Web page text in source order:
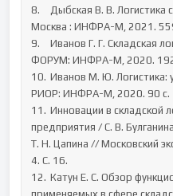
8.	Дыбская В. В. Логистика складирования: учебник.
Москва : ИНФРА-М, 2021.
9.	Иванов Г. Г. Складская логистика: учебник. Москва:
ФОРУМ: ИНФРА-М, 2020.
10.	Иванов М. Ю. Логистика: учебное пособие. Москва:
РИОР: ИНФРА-М, 2020. 90 с.
11.	Инновации в складской логистике торгового
предприятия / С. В.
Т. Н. Цапина // Московский
4. С. 16.
12.	Катун Е. С. Обзор функционала программных продуктов,